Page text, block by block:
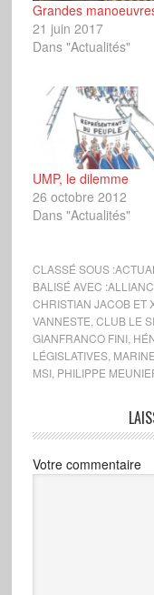
Grandes
21 juin 2017
Dans "Actualités"
UMP, le dilemme
26 octobre 2012
Dans "Actualités"
CLASSÉ SOUS :
BALISÉ AVEC :
CHRISTIAN JACOB ET
VANNESTE CLUB LE
GIANFRANCO FINI,
LÉGISLATIVES,
MSI, PHILIPPE
Votre commentaire